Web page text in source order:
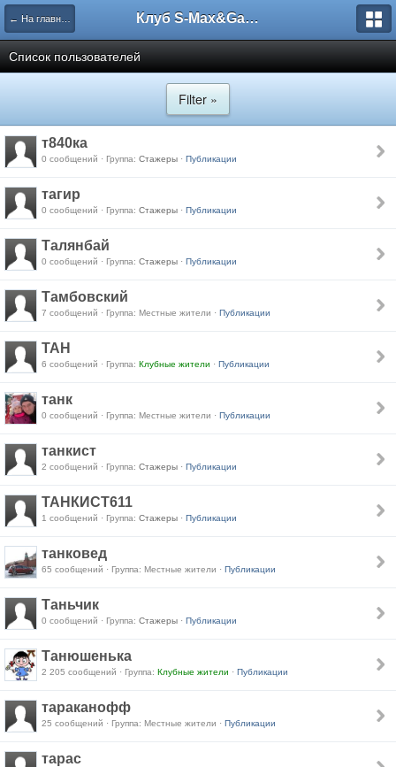
← На главную Клуб S-Max&Galaxy
Список пользователей
Filter »
т840ка
0 сообщений · Группа: Стажеры · Публикации
тагир
0 сообщений · Группа: Стажеры · Публикации
Талянбай
0 сообщений · Группа: Стажеры · Публикации
Тамбовский
7 сообщений · Группа: Местные жители · Публикации
ТАН
6 сообщений · Группа: Клубные жители · Публикации
танк
0 сообщений · Группа: Местные жители · Публикации
танкист
2 сообщений · Группа: Стажеры · Публикации
ТАНКИСТ611
1 сообщений · Группа: Стажеры · Публикации
танковед
65 сообщений · Группа: Местные жители · Публикации
Таньчик
0 сообщений · Группа: Стажеры · Публикации
Танюшенька
2 205 сообщений · Группа: Клубные жители · Публикации
тараканофф
25 сообщений · Группа: Местные жители · Публикации
тарас